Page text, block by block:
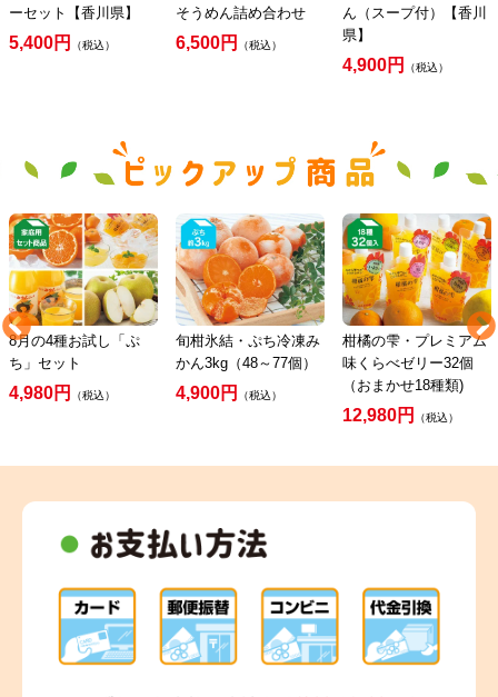
ーセット【香川県】
5,400円 （税込）
そうめん詰め合わせ
6,500円 （税込）
ん（スープ付）【香川
県】
4,900円 （税込）
8月の4種お試し「ぷ
ち」セット
4,980円 （税込）
旬柑氷結・ぷち冷凍み
かん3kg（48～77個）
4,900円 （税込）
柑橘の雫・プレミアム
味くらべゼリー32個
（おまかせ18種類)
12,980円 （税込）